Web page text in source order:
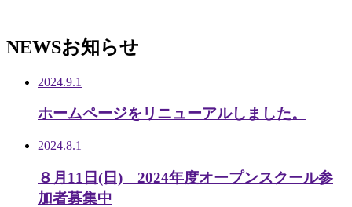
NEWSお知らせ
2024.9.1
ホームページをリニューアルしました。
2024.8.1
８月11日(日) 2024年度オープンスクール参
加者募集中